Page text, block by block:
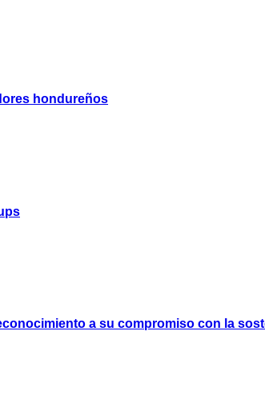
hondureños
a su compromiso con la